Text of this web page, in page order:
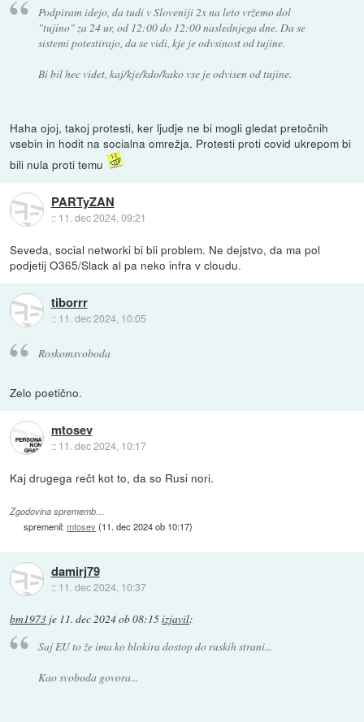
Podpiram idejo, da tudi v Sloveniji 2x na leto vržemo dol
"tujino" za 24 ur, od 12:00 do 12:00 naslednjega dne. Da se
sistemi potestirajo, da se vidi, kje je odvsinost od tujine.
Bi bil hec videt, kaj/kje/kdo/kako vse je odvisen od tujine.
Haha ojoj, takoj protesti, ker ljudje ne bi mogli gledat pretočnih
vsebin in hodit na socialna omrežja. Protesti proti covid ukrepom bi
bili nula proti temu
PARTyZAN
:: 11. dec 2024, 09:21
Seveda, social networki bi bli problem. Ne dejstvo, da ma pol
podjetij O365/Slack al pa neko infra v cloudu.
tiborrr
:: 11. dec 2024, 10:05
Roskomsvoboda
Zelo poetično.
mtosev
:: 11. dec 2024, 10:17
Kaj drugega rečt kot to, da so Rusi nori.
Zgodovina sprememb…
spremenil:mtosev(11. dec 2024 ob 10:17)
damirj79
:: 11. dec 2024, 10:37
bm1973 je 11. dec 2024 ob 08:15izjavil:
Saj EU to že ima ko blokira dostop do ruskih strani...
Kao svoboda govora...